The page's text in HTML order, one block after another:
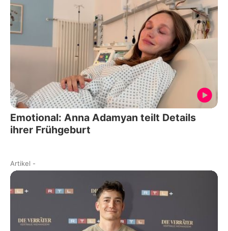
Emotional: Anna Adamyan teilt Details
ihrer Frühgeburt
Artikel -